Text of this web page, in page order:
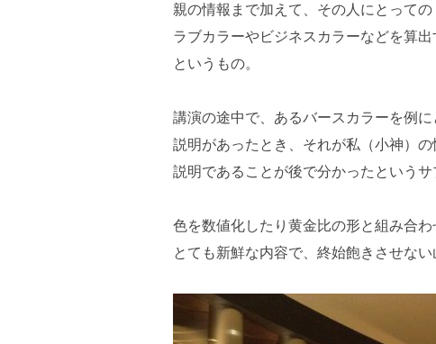
親の情報まで加えて、その人にとっての
ラブカラーやビジネスカラーなどを算出
というもの。
講演の途中で、あるバースカラーを例に
説明があったとき、それが私（小神）の
説明であることが後で分かったというサ
色を数値化したり黄金比の形と組み合わ
とても新鮮な内容で、終始飽きさせない